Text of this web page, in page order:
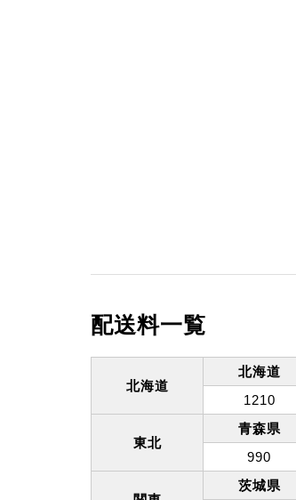
配送料一覧
北海道
北海道
1210
東北
青森県
990
茨城県